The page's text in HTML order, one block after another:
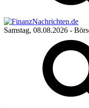
Samstag, 08.08.2026 -